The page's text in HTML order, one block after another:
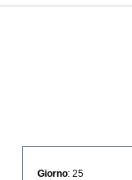
Giorno : 25